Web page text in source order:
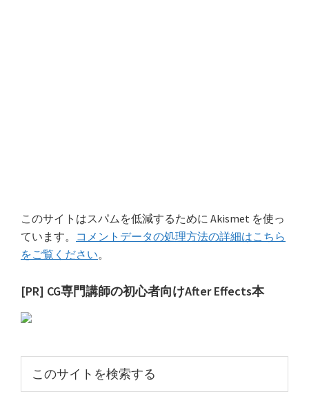
このサイトはスパムを低減するために Akismet を使っ
ています。 コメントデータの処理方法の詳細はこちら
をご覧ください。
最
初
サ
イ
[PR] CG専門講師の初心者向けAfter Effects本